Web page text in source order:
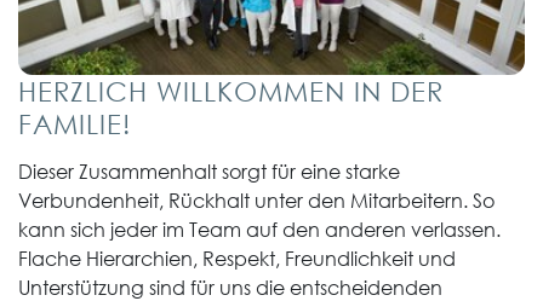
HERZLICH WILLKOMMEN IN DER
FAMILIE!
Dieser Zusammenhalt sorgt für eine starke
Verbundenheit, Rückhalt unter den Mitarbeitern. So
kann sich jeder im Team auf den anderen verlassen.
Flache Hierarchien, Respekt, Freundlichkeit und
Unterstützung sind für uns die entscheidenden